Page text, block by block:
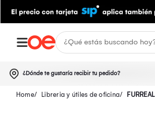
¿Dónde te gustaría recibir tu pedido?
Libreria y útiles de oficina FURREAL